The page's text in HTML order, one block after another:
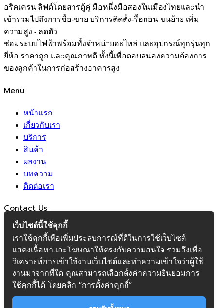
อริคเครน ลิฟต์โดยสารตู้คู่ มือหนึ่งมือสองในเมืองไทยและนำ
เข้ารวมไปถึงการชื้อ-ขาย บริการติดตั้ง-รื้อถอน ขนย้าย เพิ่ม
ความสูง - ลดตัว
ช่อมระบบไฟฟ้าพร้อมทั้งจำหน่ายอะไหล่ และอุปกรณ์ทุกรุ่นทุก
ยี่ห้อ ราคาถูก และคุณภาพดี ทั้งนี้เพื่อตอบสนองความต้องการ
ของลูกค้าในการก่อสร้างอาคารสูง
Menu
หน้าแรก
เกี่ยวกับเรา
บริการ
สินค้า
ผลงาน
บทความ
ติดต่อเรา
Contact Us
99/151 Sai Kong Din
Khlong Sam Wa Bangkok
EMAIL SUPPORT mmyingcharoen2565@gmail.com
Working HoursMon-Sat : 8.00 To 17.00
Hotline :
064-593-9224,081-984-5570
© 2022 M & M YINGCHAROEN TOWER CRANE CO.,LTD.
เว็บไซต์นี้ใช้คุกกี้
เราใช้คุกกี้เพื่อเพิ่มประสบการณ์ที่ดีในการใช้เว็บไซต์
แสดงเนื้อหาและโฆษณาให้ตรงกับความสนใจ รวมถึงเพื่อ
วิเคราะห์การเข้าใช้งานเว็บไซต์และทำความเข้าใจว่าผู้ใช้
งานมาจากที่ใด คุณสามารถเลือกตั้งค่าความยินยอมการ
ใช้คุกกี้ได้ โดยคลิก “การตั้งค่าคุกกี้”